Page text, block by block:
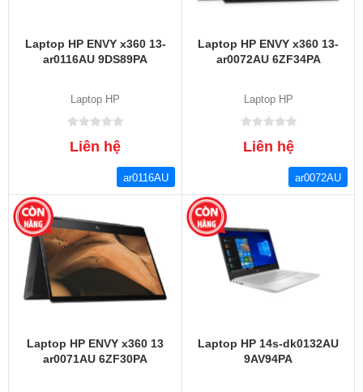
Laptop HP ENVY x360 13-
ar0116AU 9DS89PA
Laptop HP
Liên hệ
ar0116AU
Laptop HP ENVY x360 13-
ar0072AU 6ZF34PA
Laptop HP
Liên hệ
ar0072AU
Laptop HP ENVY x360 13
ar0071AU 6ZF30PA
Laptop HP 14s-dk0132AU
9AV94PA